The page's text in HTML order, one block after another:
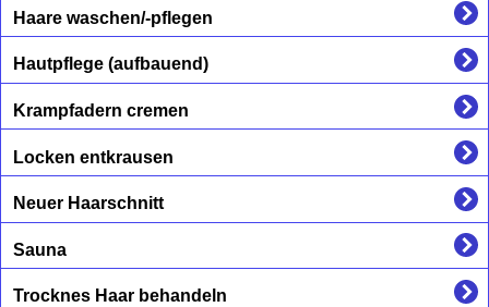
Haare waschen/-pflegen
Hautpflege (aufbauend)
Krampfadern cremen
Locken entkrausen
Neuer Haarschnitt
Sauna
Trocknes Haar behandeln